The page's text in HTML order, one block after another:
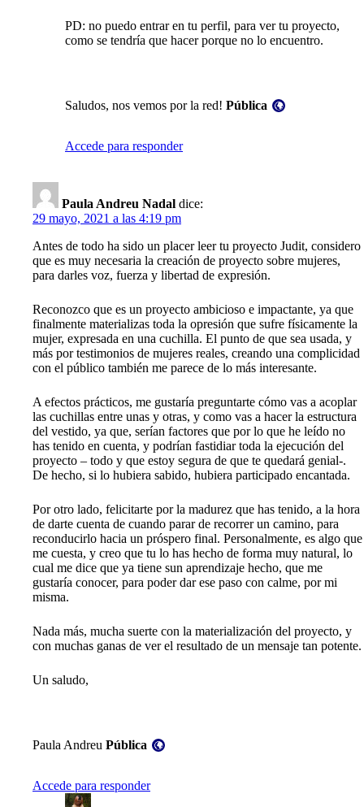
PD: no puedo entrar en tu perfil, para ver tu proyecto,
como se tendría que hacer porque no lo encuentro.
Saludos, nos vemos por la red! Pública
Accede para responder
Paula Andreu Nadal dice:
29 mayo, 2021 a las 4:19 pm
Antes de todo ha sido un placer leer tu proyecto Judit, considero
que es muy necesaria la creación de proyecto sobre mujeres,
para darles voz, fuerza y libertad de expresión.
Reconozco que es un proyecto ambicioso e impactante, ya que
finalmente materializas toda la opresión que sufre físicamente la
mujer, expresada en una cuchilla. El punto de que sea usada, y
más por testimonios de mujeres reales, creando una complicidad
con el público también me parece de lo más interesante.
A efectos prácticos, me gustaría preguntarte cómo vas a acoplar
las cuchillas entre unas y otras, y como vas a hacer la estructura
del vestido, ya que, serían factores que por lo que he leído no
has tenido en cuenta, y podrían fastidiar toda la ejecución del
proyecto – todo y que estoy segura de que te quedará genial-.
De hecho, si lo hubiera sabido, hubiera participado encantada.
Por otro lado, felicitarte por la madurez que has tenido, a la hora
de darte cuenta de cuando parar de recorrer un camino, para
reconducirlo hacia un próspero final. Personalmente, es algo que
me cuesta, y creo que tu lo has hecho de forma muy natural, lo
cual me dice que ya tiene sun aprendizaje hecho, que me
gustaría conocer, para poder dar ese paso con calme, por mi
misma.
Nada más, mucha suerte con la materialización del proyecto, y
con muchas ganas de ver el resultado de un mensaje tan potente.
Un saludo,
Paula Andreu Pública
Accede para responder